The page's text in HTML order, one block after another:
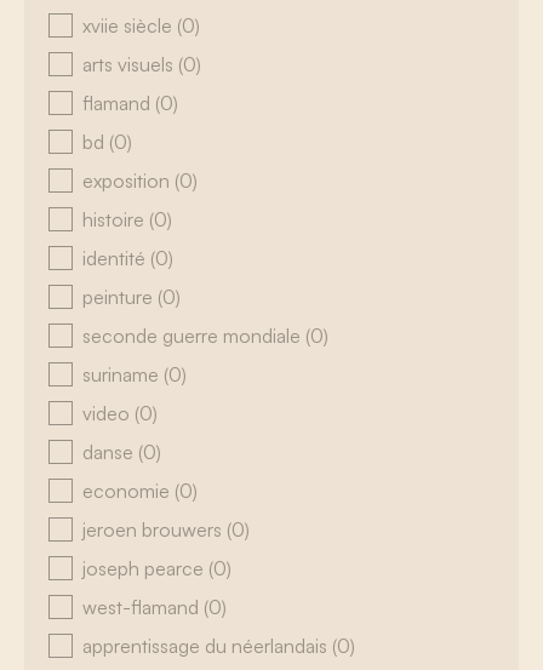
xviie siècle (0)
arts visuels (0)
flamand (0)
bd (0)
exposition (0)
histoire (0)
identité (0)
peinture (0)
seconde guerre mondiale (0)
suriname (0)
video (0)
danse (0)
economie (0)
jeroen brouwers (0)
joseph pearce (0)
west-flamand (0)
apprentissage du néerlandais (0)